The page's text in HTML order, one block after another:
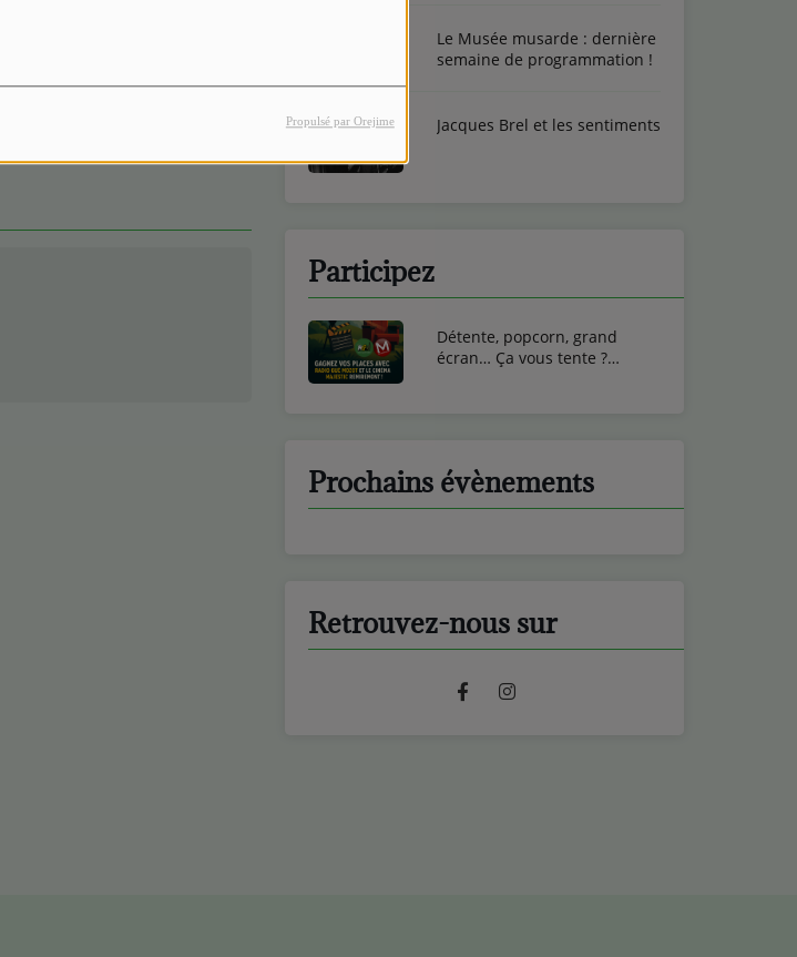
Propulsé par Orejime
Le Musée musarde : dernière
semaine de programmation !
Jacques Brel et les sentiments
Participez
Détente, popcorn, grand
écran… Ça vous tente ?
Prochains évènements
Retrouvez-nous sur